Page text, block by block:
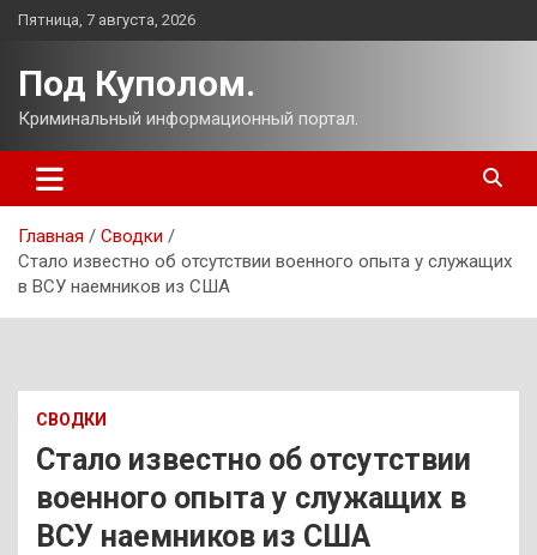
Перейти
Пятница, 7 августа, 2026
Под Куполом.
Криминальный информационный портал.
Главная
Сводки
Стало известно об отсутствии военного опыта у служащих
в ВСУ наемников из США
СВОДКИ
Стало известно об отсутствии
военного опыта у служащих в
ВСУ наемников из США